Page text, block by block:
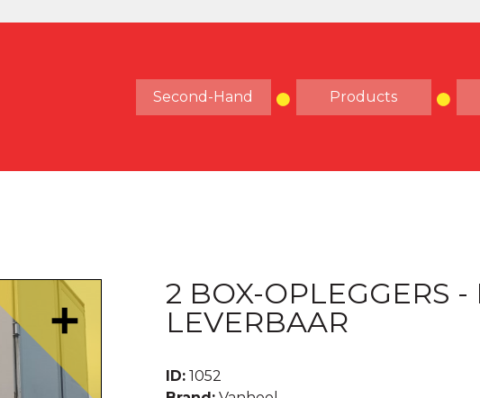
Second-Hand Products
2 BOX-OPLEGGERS -
LEVERBAAR
ID: 1052